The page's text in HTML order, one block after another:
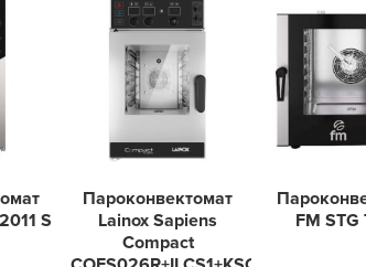
S
Пароконвектомат
Lainox Sapiens
Compact
FM STG